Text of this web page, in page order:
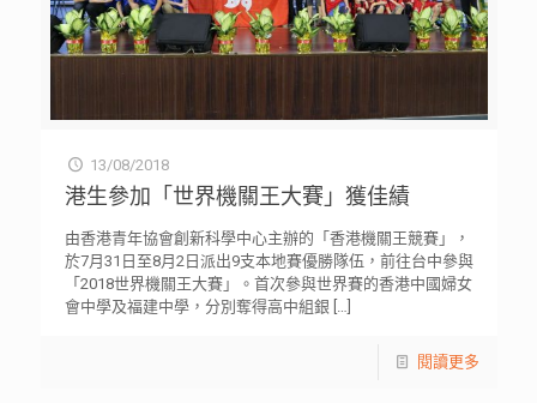
13/08/2018
港生參加「世界機關王大賽」獲佳績
由香港青年協會創新科學中心主辦的「香港機關王競賽」，
於7月31日至8月2日派出9支本地賽優勝隊伍，前往台中參與
「2018世界機關王大賽」。首次參與世界賽的香港中國婦女
會中學及福建中學，分別奪得高中組銀 […]
閱讀更多